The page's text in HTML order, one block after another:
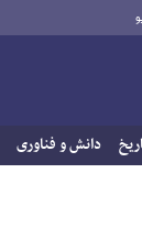
دانش و فناوری